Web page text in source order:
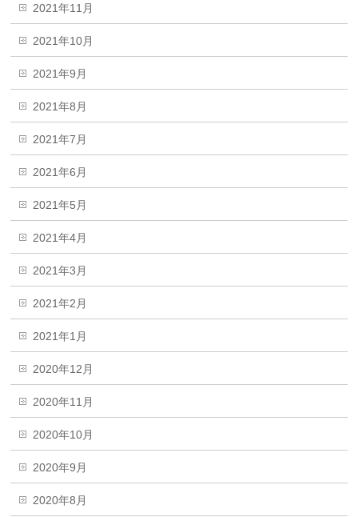
2021年11月
2021年10月
2021年9月
2021年8月
2021年7月
2021年6月
2021年5月
2021年4月
2021年3月
2021年2月
2021年1月
2020年12月
2020年11月
2020年10月
2020年9月
2020年8月